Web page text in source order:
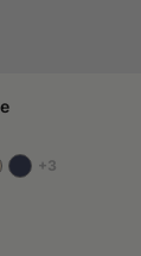
+3